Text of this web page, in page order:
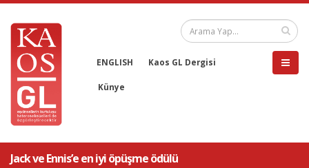
ENGLISH Kaos GL Dergisi
Künye
Jack ve Ennis’e en iyi öpüşme ödülü